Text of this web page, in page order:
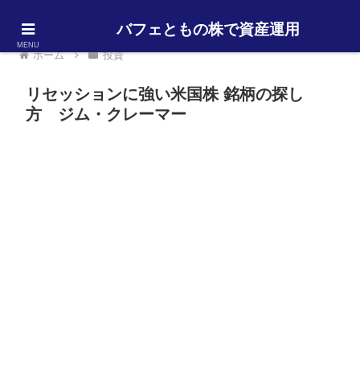
ホーム 投資
リセッションに強い米国株 銘柄の探し
方 ジム・クレーマー
MENU
バフェともの株で資産運用